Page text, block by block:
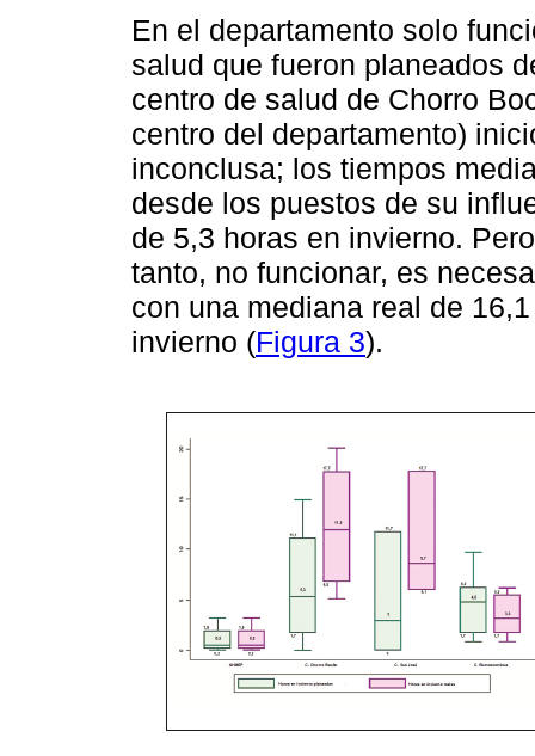
En el departamento solo
salud que fueron planeados
centro de salud de Chorro
centro del departamento)
inconclusa; los tiempos
desde los puestos de su
de 5,3 horas en invierno.
tanto, no funcionar, es
con una mediana real de
invierno (Figura 3).